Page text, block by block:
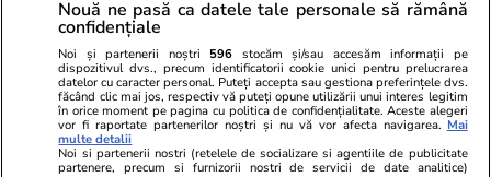
averea medie pe adult
PROMO
Nouă ne pasă ca datele tale personale să rămână
confidențiale
Noi și partenerii noștri 596 stocăm și/sau accesăm informații pe
dispozitivul dvs., precum identificatorii cookie unici pentru prelucrarea
datelor cu caracter personal. Puteți accepta sau gestiona preferințele dvs.
făcând clic mai jos, respectiv vă puteți opune utilizării unui interes legitim
în orice moment pe pagina cu politica de confidențialitate. Aceste alegeri
vor fi raportate partenerilor noștri și nu vă vor afecta navigarea. Mai
multe detalii
Noi si partenerii nostri (retelele de socializare si agentiile de publicitate
partenere, precum si furnizorii nostri de servicii de date analitice)